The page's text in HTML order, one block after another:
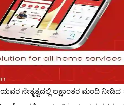
ಲಕ್ಷಾಂತರ ಮಂದಿ ನೀಡಿದ